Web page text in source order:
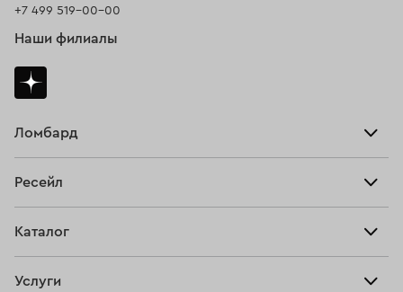
Ломбард
Тарифы
Ресейл
Купить
Каталог
Услуги
+7 499 519-00-00
Наши филиалы